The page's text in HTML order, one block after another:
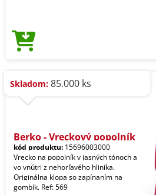
Skladom: 85.000 ks
Berko - Vreckový popolník
kód produktu: 15696003000
Vrecko na popolník v jasných tónoch a
vo vnútri z nehorľavého hliníka.
Originálna klopa so zapínaním na
gombík. Ref: 569